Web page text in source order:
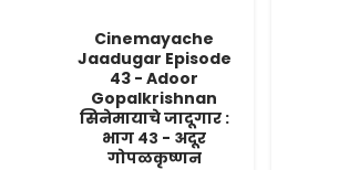
Cinemayache
Jaadugar Episode
43 - Adoor
Gopalkrishnan
सिनेमायाचे जादूगार :
भाग ४३ - अदूर
गोपळकृष्णन